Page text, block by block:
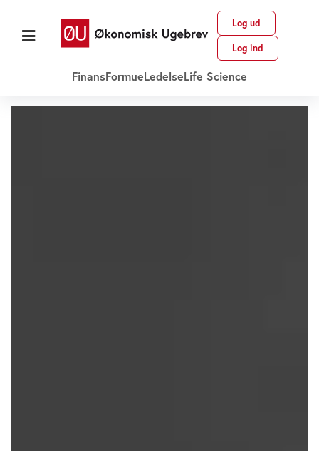
Log ud
Log ind
FinansFormueLedelseLife Science